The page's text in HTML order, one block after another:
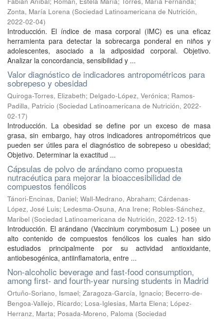
Zonta, María Lorena (Sociedad Latinoamericana de Nutrición,
2022-02-04)
Introducción. El índice de masa corporal (IMC) es una eficaz
herramienta para detectar la sobrecarga ponderal en niños y
adolescentes, asociado a la adiposidad corporal. Objetivo.
Analizar la concordancia, sensibilidad y ...
Valor diagnóstico de indicadores antropométricos para
sobrepeso y obesidad
Quiroga-Torres, Elizabeth; Delgado-López, Verónica; Ramos-
Padilla, Patricio (Sociedad Latinoamericana de Nutrición, 2022-
02-17)
Introducción. La obesidad se define por un exceso de masa
grasa, sin embargo, hay otros indicadores antropométricos que
pueden ser útiles para el diagnóstico de sobrepeso u obesidad;
Objetivo. Determinar la exactitud ...
Cápsulas de polvo de arándano como propuesta
nutracéutica para mejorar la bioaccesibilidad de
compuestos fenólicos
Tánori-Encinas, Daniel; Wall-Medrano, Abraham; Cárdenas-
López, José Luis; Ledesma-Osuna, Ana Irene; Robles-Sánchez,
Maribel (Sociedad Latinoamericana de Nutrición, 2022-12-15)
Introducción. El arándano (Vaccinium corymbosum L.) posee un
alto contenido de compuestos fenólicos los cuales han sido
estudiados principalmente por su actividad antioxidante,
antiobesogénica, antiinflamatoria, entre ...
Non-alcoholic beverage and fast-food consumption,
among first- and fourth-year nursing students in Madrid
Ortuño-Soriano, Ismael; Zaragoza-García, Ignacio; Becerro-de-
Bengoa-Vallejo, Ricardo; Losa-Iglesias, Marta Elena; López-
Herranz, Marta; Posada-Moreno, Paloma (Sociedad